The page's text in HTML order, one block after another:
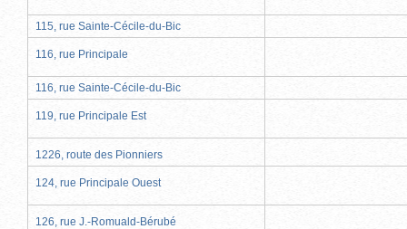
115, rue Sainte-Cécile-du-Bic
116, rue Principale
116, rue Sainte-Cécile-du-Bic
119, rue Principale Est
1226, route des Pionniers
124, rue Principale Ouest
126, rue J.-Romuald-Bérubé